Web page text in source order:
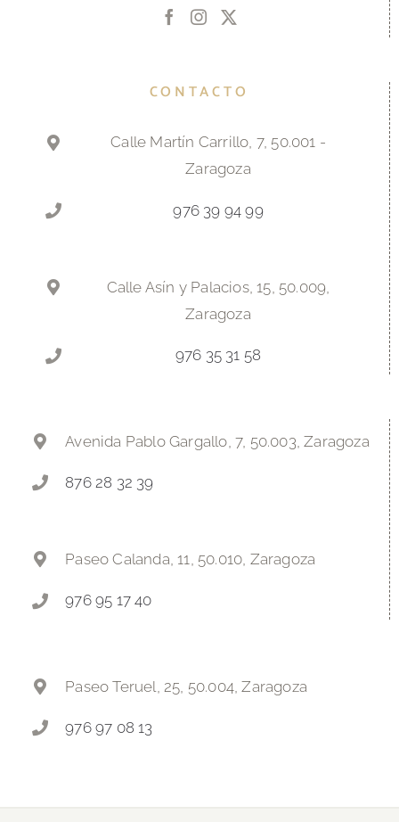
CONTACTO
Calle Martín Carrillo, 7, 50.001 -
Zaragoza
976 39 94 99
Calle Asín y Palacios, 15, 50.009,
Zaragoza
976 35 31 58
Avenida Pablo Gargallo, 7, 50.003, Zaragoza
876 28 32 39
Paseo Calanda, 11, 50.010, Zaragoza
976 95 17 40
Paseo Teruel, 25, 50.004, Zaragoza
976 97 08 13